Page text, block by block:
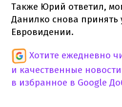
Также Юрий ответил,
Данилко снова принять
Евровидении.
Хотите ежедневно
и качественные новости
в избранное в Google